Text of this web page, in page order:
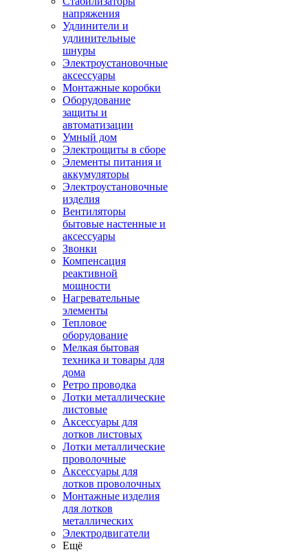
напряжения
Удлинители и
удлинительные
шнуры
Электроустановочные
аксессуары
Монтажные коробки
Оборудование
защиты и
автоматизации
Умный дом
Электрощиты в сборе
Элементы питания и
аккумуляторы
Электроустановочные
изделия
Вентиляторы
бытовые настенные и
аксессуары
Звонки
Компенсация
реактивной
мощности
Нагревательные
элементы
Тепловое
оборудование
Мелкая бытовая
техника и товары для
дома
Ретро проводка
Лотки металлические
листовые
Аксессуары для
лотков листовых
Лотки металлические
проволочные
Аксессуары для
лотков проволочных
Монтажные изделия
для лотков
металлических
Электродвигатели
Ещё